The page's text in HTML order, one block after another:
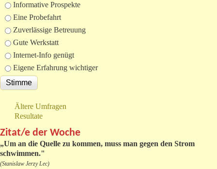
Informative Prospekte
Eine Probefahrt
Zuverlässige Betreuung
Gute Werkstatt
Internet-Info genügt
Eigene Erfahrung wichtiger
Ältere Umfragen
Resultate
Zitat/e der Woche
„Um an die Quelle zu kommen, muss man gegen den Strom
schwimmen."
(Stanislaw Jerzy Lec)